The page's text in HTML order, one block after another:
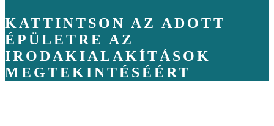
KATTINTSON AZ ADOTT
ÉPÜLETRE AZ
IRODAKIALAKÍTÁSOK
MEGTEKINTÉSÉÉRT